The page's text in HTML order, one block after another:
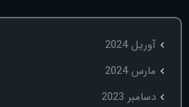
آوریل 2024
مارس 2024
دسامبر 2023